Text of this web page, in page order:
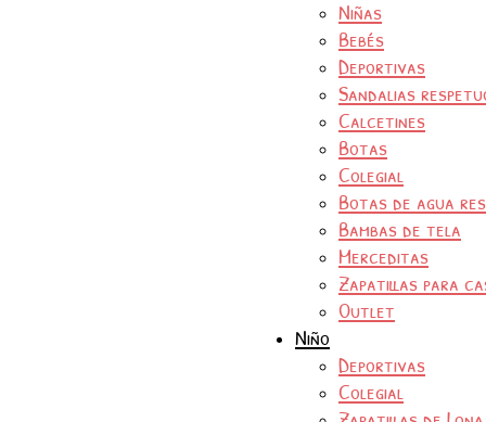
Niñas
Bebés
Deportivas
Sandalias
Calcetines
Botas
Colegial
Botas de agua
Bambas de tela
Merceditas
Zapatillas para
Outlet
Niño
Deportivas
Colegial